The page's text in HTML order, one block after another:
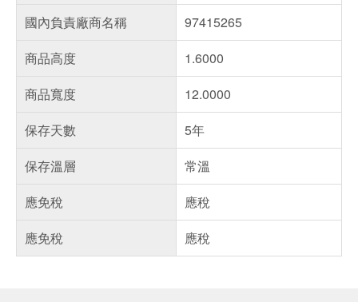
國內負責廠商名稱
97415265
商品高度
1.6000
商品寬度
12.0000
保存天數
5年
保存溫層
常溫
應免稅
應稅
應免稅
應稅